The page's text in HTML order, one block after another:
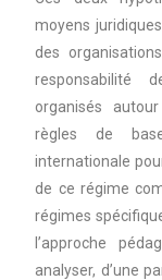
moyens
des
responsabilité
organisés
règles de
internationale
de ce régime
régimes
l’approche
analyser, d’une